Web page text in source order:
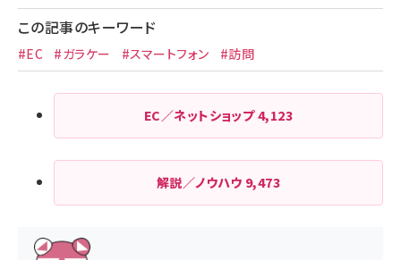
この記事のキーワード
#EC #ガラケー #スマートフォン #訪問
EC／ネットショップ4,123
解説／ノウハウ 9,473